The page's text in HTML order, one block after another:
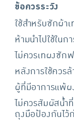
ข้อควรระวัง
ใช้สำหรับซักผ้าเ
ห้ามนำไปใช้ใน
ไม่ควรเทผงซัก
หลังการใช้ควร
ผู้ที่มีอาการแพ้
ไม่ควรสัมผัสน้ำ
ถุงมือป้องกันไว้